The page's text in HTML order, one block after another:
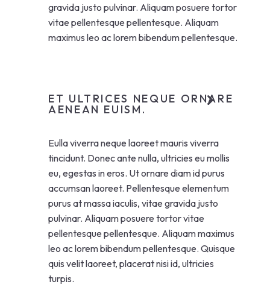
gravida justo pulvinar. Aliquam posuere tortor
vitae pellentesque pellentesque. Aliquam
maximus leo ac lorem bibendum pellentesque.
ET ULTRICES NEQUE ORNARE
AENEAN EUISM.
Eulla viverra neque laoreet mauris viverra
tincidunt. Donec ante nulla, ultricies eu mollis
eu, egestas in eros. Ut ornare diam id purus
accumsan laoreet. Pellentesque elementum
purus at massa iaculis, vitae gravida justo
pulvinar. Aliquam posuere tortor vitae
pellentesque pellentesque. Aliquam maximus
leo ac lorem bibendum pellentesque. Quisque
quis velit laoreet, placerat nisi id, ultricies
turpis.